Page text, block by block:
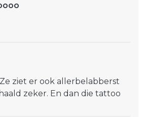
ziet er ook allerbelabberst
zeker. En dan die tattoo